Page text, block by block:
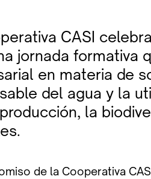
CASI
jornada formativa
en materia de
del agua y la
la
de la Cooperativa